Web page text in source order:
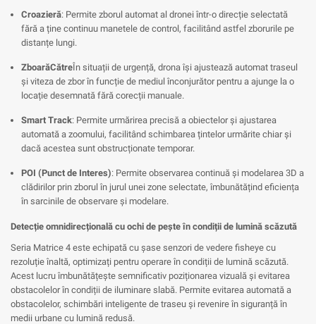
Croazieră: Permite zborul automat al dronei într-o direcție selectată
fără a ține continuu manetele de control, facilitând astfel zborurile pe
distanțe lungi.
ZboarăCătreÎn situații de urgență, drona își ajustează automat traseul
și viteza de zbor în funcție de mediul înconjurător pentru a ajunge la o
locație desemnată fără corecții manuale.
Smart Track: Permite urmărirea precisă a obiectelor și ajustarea
automată a zoomului, facilitând schimbarea țintelor urmărite chiar și
dacă acestea sunt obstrucționate temporar.
POI (Punct de Interes): Permite observarea continuă și modelarea 3D a
clădirilor prin zborul în jurul unei zone selectate, îmbunătățind eficiența
în sarcinile de observare și modelare.
Detecție omnidirecțională cu ochi de pește în condiții de lumină scăzută
Seria Matrice 4 este echipată cu șase senzori de vedere fisheye cu
rezoluție înaltă, optimizați pentru operare în condiții de lumină scăzută.
Acest lucru îmbunătățește semnificativ poziționarea vizuală și evitarea
obstacolelor în condiții de iluminare slabă. Permite evitarea automată a
obstacolelor, schimbări inteligente de traseu și revenire în siguranță în
medii urbane cu lumină redusă.